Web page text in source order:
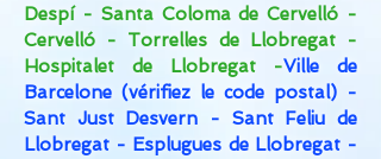
Despí - Santa Coloma de Cervelló -
Cervelló - Torrelles de Llobregat -
Hospitalet de Llobregat -Ville de
Barcelone (vérifiez le code postal) -
Sant Just Desvern - Sant Feliu de
Llobregat - Esplugues de Llobregat -